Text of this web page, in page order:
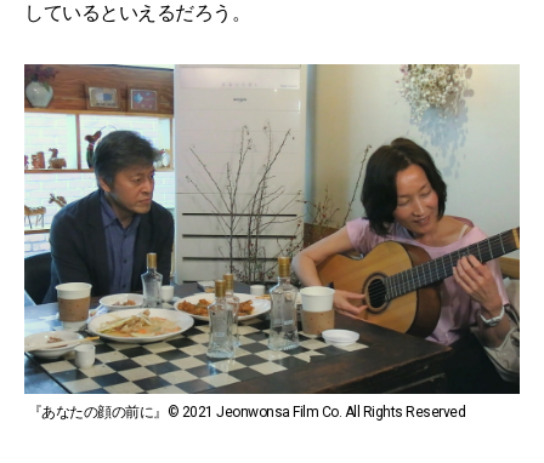
しているといえるだろう。
『あなたの顔の前に』© 2021 Jeonwonsa Film Co. All Rights Reserved